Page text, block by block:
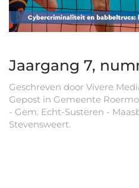
Jaargang 7,
Geschreven door Vivere
Gepost in Gemeente
- Gem. Echt-Susteren -
Stevensweert.